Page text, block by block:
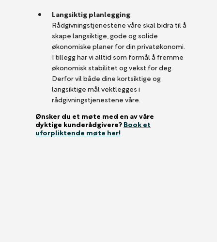
Langsiktig planlegging:
Rådgivningstjenestene våre skal bidra til å
skape langsiktige, gode og solide
økonomiske planer for din privatøkonomi.
I tillegg har vi alltid som formål å fremme
økonomisk stabilitet og vekst for deg.
Derfor vil både dine kortsiktige og
langsiktige mål vektlegges i
rådgivningstjenestene våre.
Ønsker du et møte med en av våre
dyktige kunderådgivere?Book et
uforpliktende møte her!